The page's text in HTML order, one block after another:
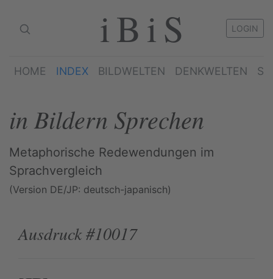
iBiS LOGIN
HOME INDEX BILDWELTEN DENKWELTEN
in Bildern Sprechen
Metaphorische Redewendungen im
Sprachvergleich
(Version DE/JP: deutsch-japanisch)
Ausdruck #10017